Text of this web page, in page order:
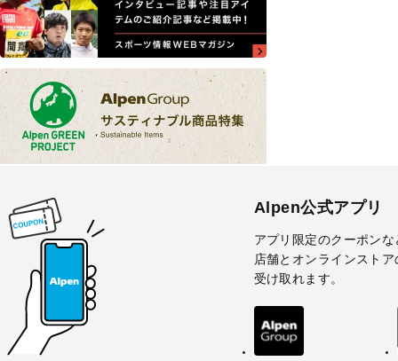
Alpen公式アプリ
アプリ限定のクーポンな
店舗とオンラインスト
受け取れます。